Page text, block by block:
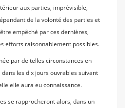
aux parties, imprévisible,
de la volonté des parties et
empêché par ces dernières,
efforts raisonnablement possibles.
par de telles circonstances en
dans les dix jours ouvrables suivant
elle aura eu connaissance.
se rapprocheront alors, dans un